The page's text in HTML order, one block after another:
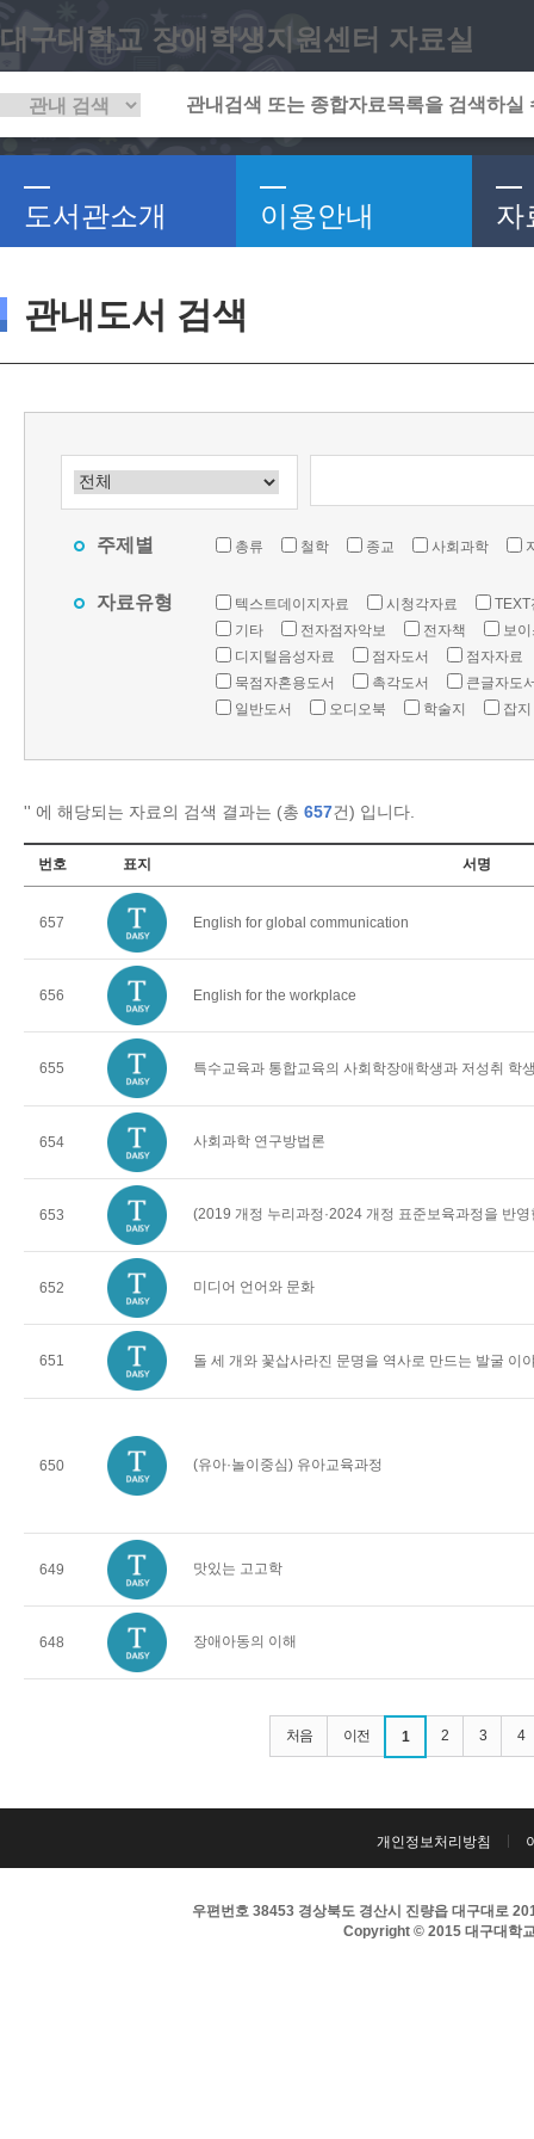
대구대학교 장애학생지원센터 자료실
도서관소개 이용안내 자
관내도서 검색
주제별 총류 철학 종교 사회과학
자료유형 텍스트데이지자료 시청각자료
TEXT
기타
전자점자악보 전자책
보
디지털음성자료
점자도서
점자자료
묵점자혼용도서
촉각도서
큰글자도
일반도서
오디오북 학술지 잡지
'' 에 해당되는 자료의 검색 결과는 (총 657건) 입니다.
번호 표지 서명
657 English for global communication
656 English for the workplace
655 특수교육과 통합교육의 사회학장애학생과 저성취 학
654 사회과학 연구방법론
653 (2019 개정 누리과정·2024 개정 표준보육과정을 반
652 미디어 언어와 문화
651 돌 세 개와 꽃삽사라진 문명을 역사로 만드는 발굴 이
650 (유아·놀이중심) 유아교육과정
649 맛있는 고고학
648 장애아동의 이해
처음 이전 1 2 3 4
개인정보처리방침
우편번호 38453 경상북도 경산시 진량읍 대구대로
Copyright © 2015 대구대학